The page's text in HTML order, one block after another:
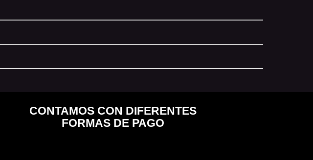
CONTAMOS CON DIFERENTES
FORMAS DE PAGO